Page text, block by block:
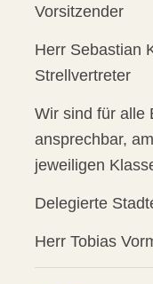
Vorsitzender
Herr
Strellvertreter
Wir sind für alle
ansprechbar,
jeweiligen
Delegierte
Herr Tobias